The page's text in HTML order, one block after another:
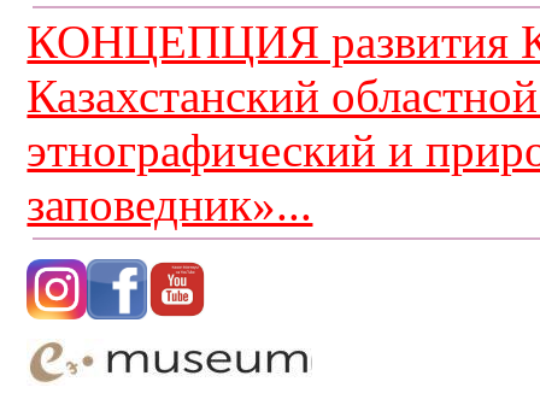
КОНЦЕПЦИЯ развития
Казахстанский
этнографический и
заповедник»...